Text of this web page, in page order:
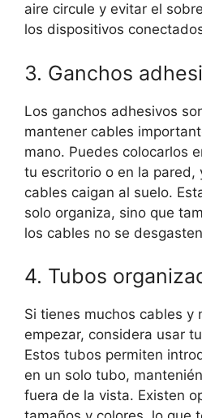
aire circule y evitar el
los dispositivos
3. Ganchos
Los ganchos adhesivos
mantener cables
mano. Puedes colocarlos
tu escritorio o en la pared,
cables caigan al suelo.
solo organiza, sino que
los cables no se
4. Tubos
Si tienes muchos cables y
empezar, considera usar
Estos tubos permiten
en un solo tubo,
fuera de la vista. Existen